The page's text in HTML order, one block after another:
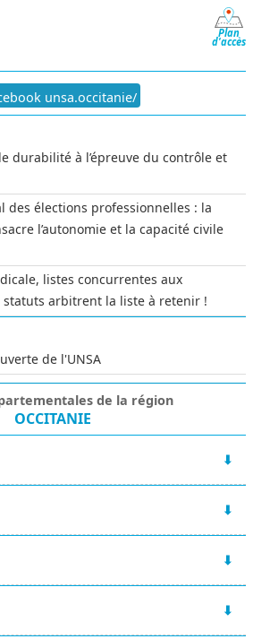
Plan
d'accès
unsa.occitanie/
durabilité à l’épreuve du contrôle et
des élections professionnelles : la
l’autonomie et la capacité civile
listes concurrentes aux
statuts arbitrent la liste à retenir !
de l'UNSA
de la région
OCCITANIE